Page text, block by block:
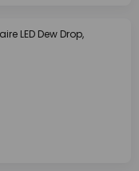
LED Dew Drop,